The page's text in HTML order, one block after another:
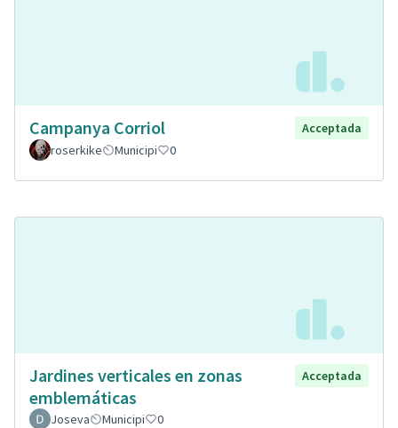
Campanya Corriol
Acceptada
roserkike
Municipi 0
Jardines verticales en zonas
emblemáticas
Acceptada
Joseva Municipi 0